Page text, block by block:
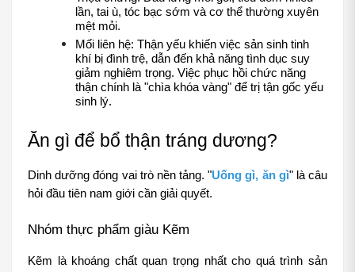
lần, tai ù, tóc bạc sớm và cơ thể thường xuyên
mệt mỏi.
Mối liên hệ: Thận yếu khiến việc sản sinh tinh
khí bị đình trệ, dẫn đến khả năng tình dục suy
giảm nghiêm trọng. Việc phục hồi chức năng
thận chính là "chìa khóa vàng" để trị tận gốc yếu
sinh lý.
Ăn gì để bổ thận tráng dương?
Dinh dưỡng đóng vai trò nền tảng. "Uống gì, ăn gì" là câu
hỏi đầu tiên nam giới cần giải quyết.
Nhóm thực phẩm giàu Kẽm
Kẽm là khoáng chất quan trọng nhất cho quá trình sản